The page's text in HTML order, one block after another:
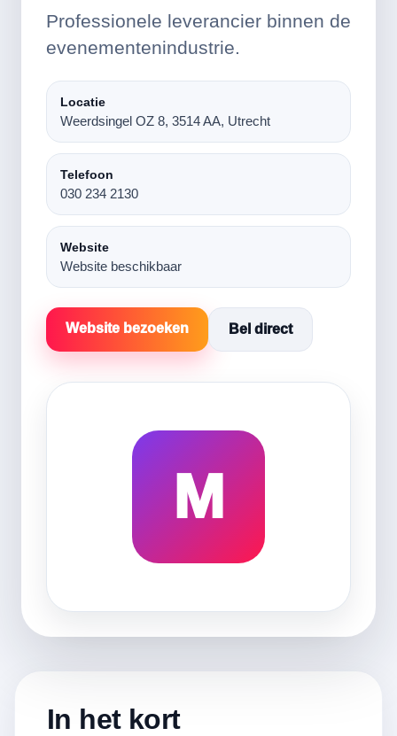
Professionele leverancier binnen de
evenementenindustrie.
Locatie
Weerdsingel OZ 8, 3514 AA, Utrecht
Telefoon
030 234 2130
Website
Website beschikbaar
Website bezoeken Bel direct
M
In het kort